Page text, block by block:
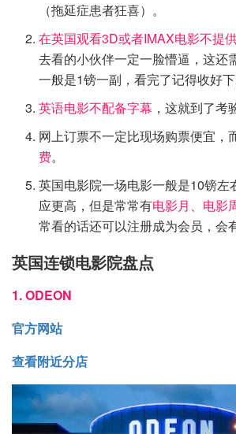
（拖延症患者狂喜）。
在英国观看3D或者IMAX电影不提
去看的小伙伴一定一脸懵逼，这还
一般是1镑一副，看完了记得收好
英语电影不配备字幕 ，这就到了考
网上订票不一定比现场购票便宜，
费。
英国电影院一场电影一般是10镑左
应更高，但是常常有电影月、电影
常看的话还可以注册成为会员，会
英国连锁电影院盘点
1. ODEON
官方网站
查看附近分店